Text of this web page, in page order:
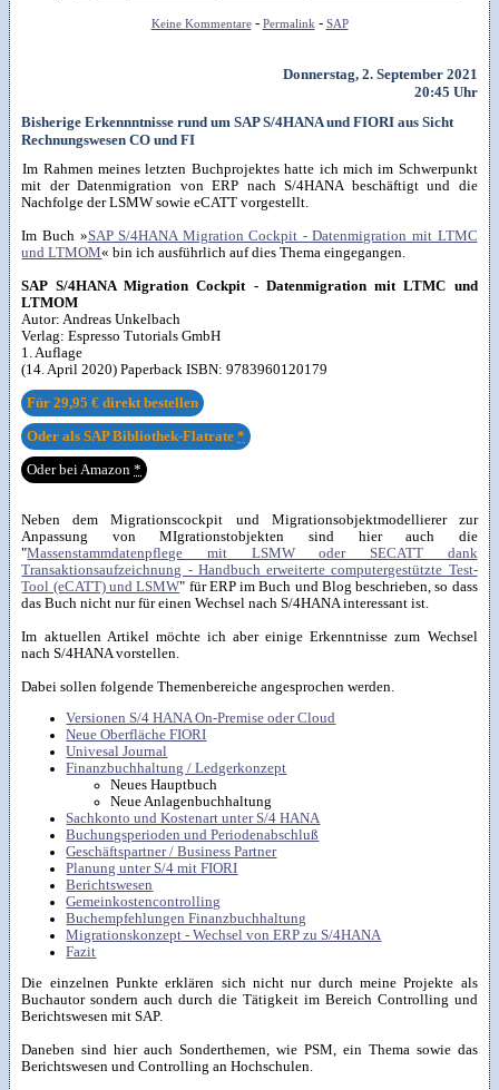
Keine Kommentare- Permalink- SAP
Donnerstag, 2. September 2021
20:45 Uhr
Bisherige Erkennntnisse rund um SAP S/4HANA und FIORI aus Sicht
Rechnungswesen CO und FI
Im Rahmen meines letzten Buchprojektes hatte ich mich im Schwerpunkt
mit der Datenmigration von ERP nach S/4HANA beschäftigt und die
Nachfolge der LSMW sowie eCATT vorgestellt.
Im Buch »SAP S/4HANA Migration Cockpit - Datenmigration mit LTMC
und LTMOM« bin ich ausführlich auf dies Thema eingegangen.
SAP S/4HANA Migration Cockpit - Datenmigration mit LTMC und
LTMOM
Autor:Andreas Unkelbach
Verlag:Espresso Tutorials GmbH
1. Auflage
(14. April 2020) Paperback ISBN:9783960120179
Für29,95 € direkt bestellen
Oder als SAP Bibliothek-Flatrate*
Oder bei Amazon*
Neben dem Migrationscockpit und Migrationsobjektmodellierer zur
Anpassung von MIgrationstobjekten sind hier auch die
"Massenstammdatenpflege mit LSMW oder SECATT dank
Transaktionsaufzeichnung - Handbuch erweiterte computergestützte Test-
Tool (eCATT) und LSMW" für ERP im Buch und Blog beschrieben, so dass
das Buch nicht nur für einen Wechsel nach S/4HANA interessant ist.
Im aktuellen Artikel möchte ich aber einige Erkenntnisse zum Wechsel
nach S/4HANA vorstellen.
Dabei sollen folgende Themenbereiche angesprochen werden.
Versionen S/4 HANA On-Premise oder Cloud
Neue Oberfläche FIORI
Univesal Journal
Finanzbuchhaltung / Ledgerkonzept
Neues Hauptbuch
Neue Anlagenbuchhaltung
Sachkonto und Kostenart unter S/4 HANA
Buchungsperioden und Periodenabschluß
Geschäftspartner / Business Partner
Planung unter S/4 mit FIORI
Berichtswesen
Gemeinkostencontrolling
Buchempfehlungen Finanzbuchhaltung
Migrationskonzept - Wechsel von ERP zu S/4HANA
Fazit
Die einzelnen Punkte erklären sich nicht nur durch meine Projekte als
Buchautor sondern auch durch die Tätigkeit im Bereich Controlling und
Berichtswesen mit SAP.
Daneben sind hier auch Sonderthemen, wie PSM, ein Thema sowie das
Berichtswesen und Controlling an Hochschulen.